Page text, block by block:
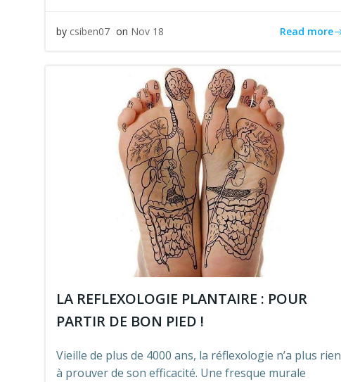
by csiben07 on Nov 18 Read more
LA REFLEXOLOGIE PLANTAIRE : POUR
PARTIR DE BON PIED !
Vieille de plus de 4000 ans, la réflexologie n’a plus rien
à prouver de son efficacité. Une fresque murale